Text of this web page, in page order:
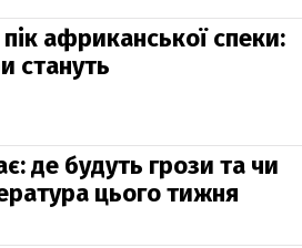
африканської спеки:
стануть
де будуть грози та чи
цього тижня